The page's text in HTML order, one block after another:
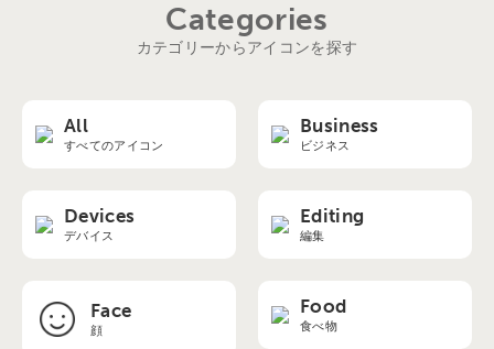
Categories
カテゴリーからアイコンを探す
All
すべてのアイコン
Business
ビジネス
Devices
デバイス
Editing
編集
Face
顔
Food
食べ物